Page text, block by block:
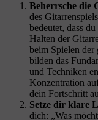
Beherrsche die
des
bedeutet, dass
Halten der
beim Spielen der
bilden das
und Techniken
Konzentration
dein Fortschritt
Setze dir klare
dich: „Was